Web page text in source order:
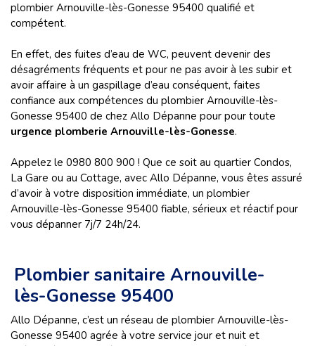
plombier Arnouville-lès-Gonesse 95400 qualifié et
compétent.
En effet, des fuites d’eau de WC, peuvent devenir des
désagréments fréquents et pour ne pas avoir à les subir et
avoir affaire à un gaspillage d’eau conséquent, faites
confiance aux compétences du plombier Arnouville-lès-
Gonesse 95400 de chez Allo Dépanne pour pour toute
urgence plomberie Arnouville-lès-Gonesse.
Appelez le 0980 800 900 ! Que ce soit au quartier Condos,
La Gare ou au Cottage, avec Allo Dépanne, vous êtes assuré
d’avoir à votre disposition immédiate, un plombier
Arnouville-lès-Gonesse 95400 fiable, sérieux et réactif pour
vous dépanner 7j/7 24h/24.
Plombier sanitaire Arnouville-
lès-Gonesse 95400
Allo Dépanne, c’est un réseau de plombier Arnouville-lès-
Gonesse 95400 agrée à votre service jour et nuit et